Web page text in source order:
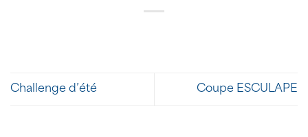
Challenge d’été Coupe ESCULAPE